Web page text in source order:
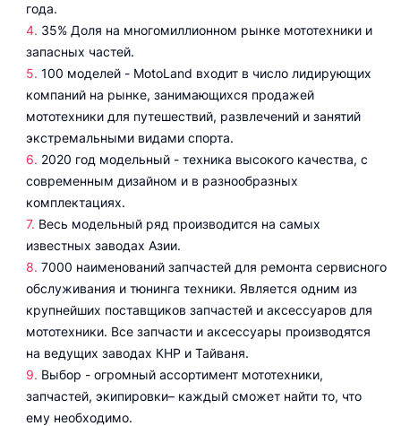
года.
35% Доля на многомиллионном рынке мототехники и
запасных частей.
100 моделей - MotoLand входит в число лидирующих
компаний на рынке, занимающихся продажей
мототехники для путешествий, развлечений и занятий
экстремальными видами спорта.
2020 год модельный - техника высокого качества, с
современным дизайном и в разнообразных
комплектациях.
Весь модельный ряд производится на самых
известных заводах Азии.
7000 наименований запчастей для ремонта сервисного
обслуживания и тюнинга техники. Является одним из
крупнейших поставщиков запчастей и аксессуаров для
мототехники. Все запчасти и аксессуары производятся
на ведущих заводах КНР и Тайваня.
Выбор - огромный ассортимент мототехники,
запчастей, экипировки– каждый сможет найти то, что
ему необходимо.